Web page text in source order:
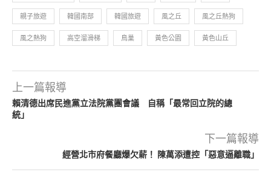
親子旅遊 韓國南部 韓國旅遊 風之丘 風之丘熱狗
風之熱狗 高空溜滑梯 鳥巢 黃色公園 黃色山丘
上一篇報導
賴清德出席民進黨立法院黨團會議 自稱「最常回立院的總
統」
下一篇報導
經營北市府餐廳爆欠薪！ 陳萬添遭控「惡意逼離職」